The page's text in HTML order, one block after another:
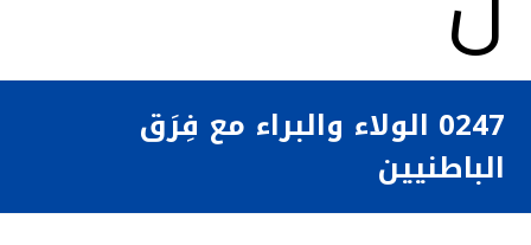
0247 الولاء والبراء مع فِرَق
الباطنيين